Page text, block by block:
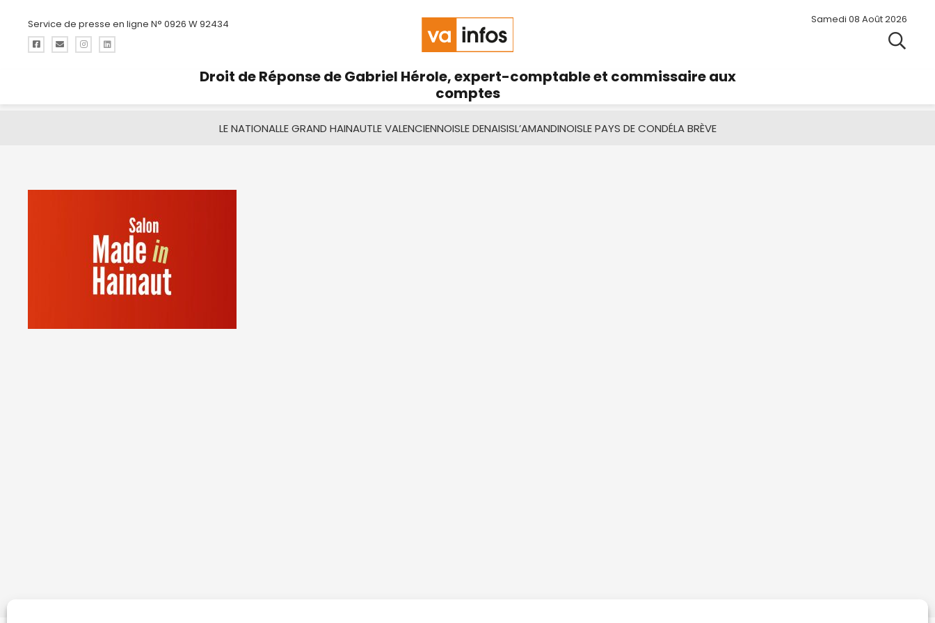
Service de presse en ligne N° 0926 W 92434 Samedi 08 Août 2026
Droit de Réponse de Gabriel Hérole, expert-comptable et commissaire aux
comptes
LE NATIONALLE GRAND HAINAUTLE VALENCIENNOISLE DENAISISL’AMANDINOISLE PAYS DE CONDÉLA BRÈVE